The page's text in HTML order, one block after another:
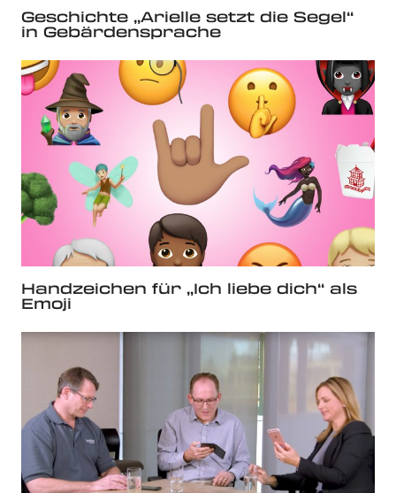
Geschichte „Arielle setzt die Segel“
in Gebärdensprache
Handzeichen für „Ich liebe dich“ als
Emoji